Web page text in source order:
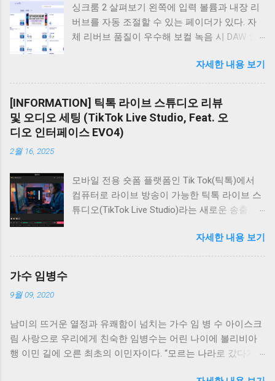
싱크룸 2 살펴보기 왼쪽에 입력 볼륨과 내장 리
버브를 자동 조절할 수 있는 페이더가 있다. 자
체 리버브 품질이 우수해 보컬 녹음 시 DAW 없
도 충분한 성능을 발휘하며 조절도 간편하고 직
관적이다. 하단에는 녹음, 반주 플레이어, 메트로
놈이 있어 합주에 매우 편리하게 사용할 수 있
다. 중앙의 믹서창에서는 각 참여자의 볼륨과
Pan을 쉽게 조절해 밸런스를 맞출 수 있다. 가장
오른쪽에는 싱크룸 1 사용자들이 기다려온 채팅
졌다. 오디오 인터페이스 오디오 인터페이스는
외장형 고성능 오디오 카드로, 마이크 악기 소리
를 컴퓨터로 입력하거나 컴퓨터 출력을 헤드폰
터넷 방송 중 문제 발생 시 큰 사고로 이어질 수
있으므로 안정성이 매우 중요하다. 따라서 다수
브랜드 사용이 바람직하다. 싱크룸 2를 사용하
기 위해서는 레이턴시가 적은 오디오 시스템을
구성해야 하며, 이를 위해 ASIO 드라이버 지원
여부를 반드시 확인해야 한다. ASIO 드라이버를
자세한 내용 보기
[INFORMATION] 틱톡 라이브 스튜디오 리뷰
및 오디오 세팅 (TikTok Live Studio, Feat. 오
디오 인터페이스 EVO4)
2월 16, 2025
모바일 전용 숏폼 플랫폼인 Tik Tok(틱톡)에서
컴퓨터로 라이브 방송이 가능한 틱톡 라이브 스
튜디오(TikTok Live Studio)라는 새로운 송출 프
틱톡에 라이브를 내보내면서 관리를 할 수 있게
되었다. 기존의 틱톡 플랫폼에서도 라이브 방송
안정적으로 방송을 할 수 있게 된 것이다. 설정
방법 또한 매우 친절하고 초급자, 고급자로 나뉘
어 있어 라이브 방송 세팅에 익숙하지 않으신 분
자세한 내용 보기
가수 임병수
9월 09, 2020
남미의 뜨거운 열정과 유쾌함이 넘치는 가수 임 병 수 아이스크
림 사랑으로 우리에게 친숙한 임병수는 어린 나이에 볼리비아
행 이민 길에 오른 최초의 이민자이다. “모르는 나라로 갔다가